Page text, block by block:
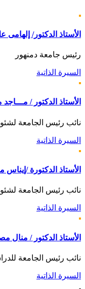
الأستاذ الدكتور/ إلهامى
رئيس جامعة دمنهور
السيرة الذاتية
الأستاذ الدكتور /
نائب رئيس الجامعة
السيرة الذاتية
الأستاذ الدكتورة /
نائب رئيس الجامعة
السيرة الذاتية
الأستاذ الدكتور /
نائب رئيس الجامعة
السيرة الذاتية